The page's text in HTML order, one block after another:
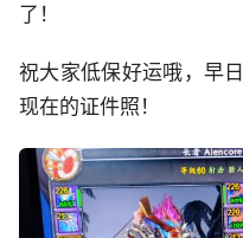
了！
祝大家低保好运哦，早
现在的证件照！